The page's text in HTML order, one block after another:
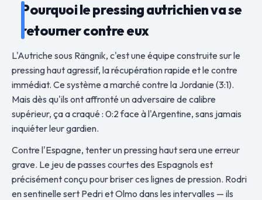
Pourquoi le pressing autrichien va se
retourner contre eux
L'Autriche sous Rängnik, c'est une équipe construite sur le
pressing haut agressif, la récupération rapide et le contre
immédiat. Ce système a marché contre la Jordanie (3:1).
Mais dès qu'ils ont affronté un adversaire de calibre
supérieur, ça a craqué : 0:2 face à l'Argentine, sans jamais
inquiéter leur gardien.
Contre l'Espagne, tenter un pressing haut sera une erreur
grave. Le jeu de passes courtes des Espagnols est
précisément conçu pour briser ces lignes de pression. Rodri
en sentinelle sert Pedri et Olmo dans les intervalles — ils